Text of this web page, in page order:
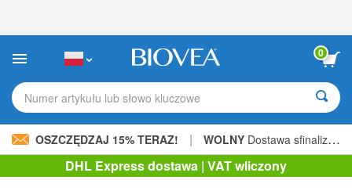
strona
internetowa
zawiera
ułatwień
dostępu.
0
Numer artykułu lub słowo kluczowe
OSZCZĘDZAJ 15% TERAZ! | WOLNY Dostawa sfinalizowana 206,00 zł »
DHL Express dostawa | VAT wliczony